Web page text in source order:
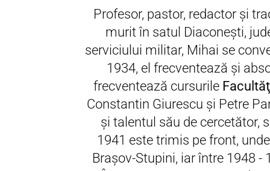
Profesor, pastor, redactor şi
murit în satul Diaconeşti,
serviciului militar, Mihai se
1934, el frecventează şi
frecventează cursurile
Constantin Giurescu şi Petre
şi talentul său de cercetător,
1941 este trimis pe front,
Braşov-Stupini, iar între 1948